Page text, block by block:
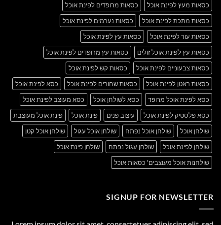
כסאות מעץ לפינת אוכל
כסאות מרופדים לפינת אוכל
כסאות מתכת לפינת אוכל
כסאות נערמים לפינת אוכל
כסאות עור לפינת אוכל
כסאות עץ לפינת אוכל
כסאות עץ לפינת אוכל זולים
כסאות עץ מרופדים לפינת אוכל
כסאות צבעוניים לפינת אוכל
כסאות קש לפינת אוכל
כסאות ראטן לפינת אוכל
כסאות שחורים לפינת אוכל
כסא לפינת אוכל
כסא לפינת אוכל מרופד
כסא לשולחן אוכל
כסא מעוצב לפינת אוכל
כסא פלסטיק לפינת אוכל
עיצוב פנים פינת אוכל
פינת אוכל מעוצבת
שולחן אוכל
שולחן אוכל נפתח שולחן אוכל עגול
שולחן אוכל קטן
שולחן לפינת אוכל
שולחן עגול נפתח
שולחן פינת אוכל
שולחנות אוכל מעוצבים' כסאות אוכל
SIGNUP FOR NEWSLETTER